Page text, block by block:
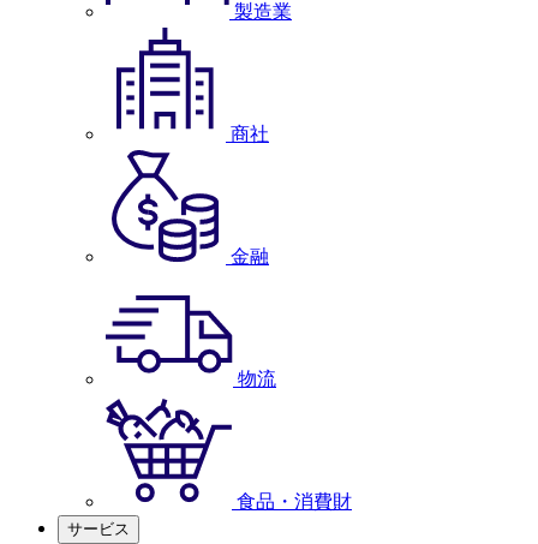
製造業
商社
金融
物流
食品・消費財
サービス